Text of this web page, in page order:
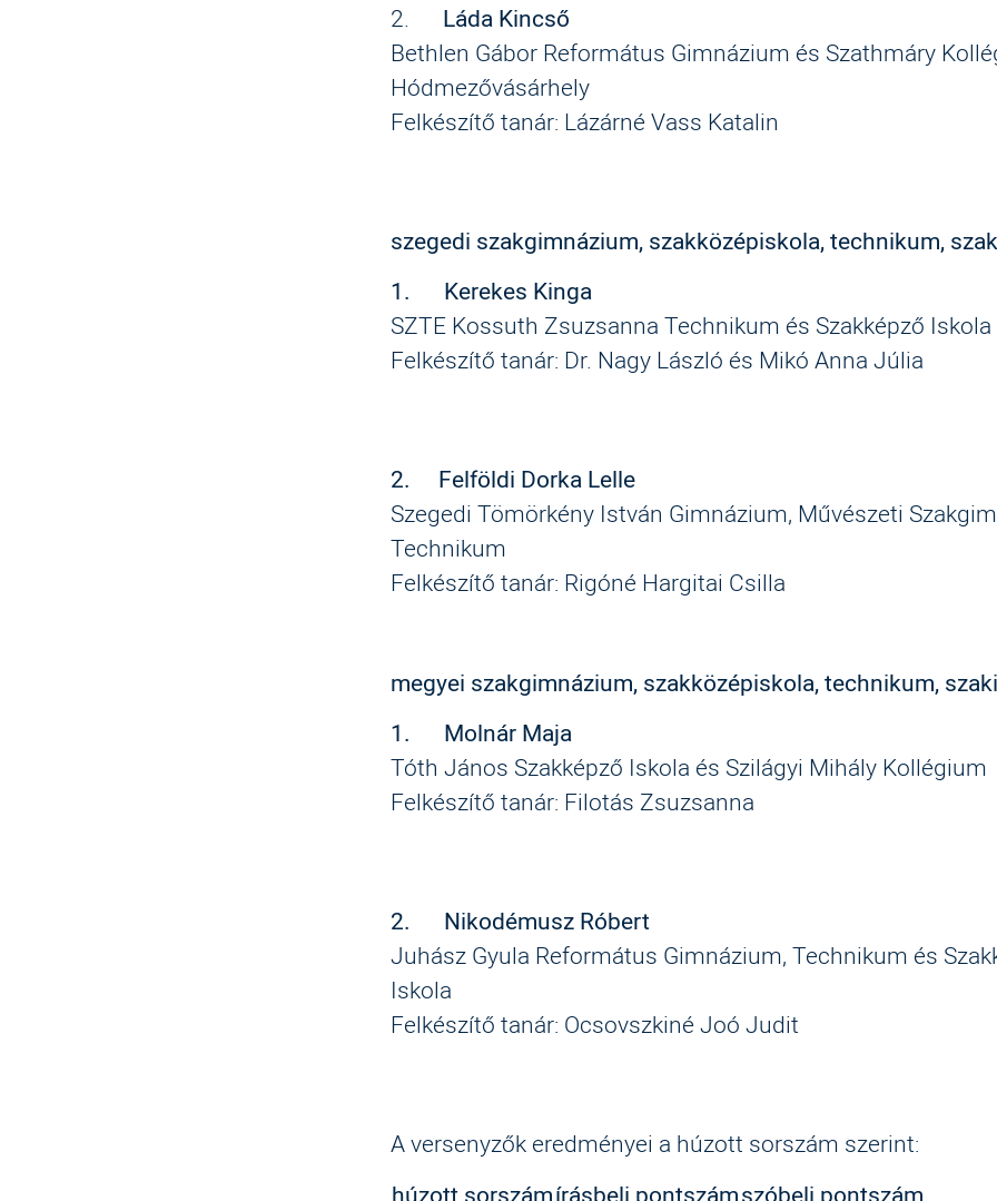
2.
Láda Kincső
Bethlen Gábor Református Gimnázium és Szathmáry
Hódmezővásárhely
Felkészítő tanár: Lázárné Vass Katalin
szegedi szakgimnázium, szakközépiskola, technikum,
1.
Kerekes Kinga
SZTE Kossuth Zsuzsanna Technikum és Szakképző Iskola
Felkészítő tanár: Dr. Nagy László és Mikó Anna Júlia
2.
Felföldi Dorka Lelle
Szegedi Tömörkény István Gimnázium, Művészeti
Technikum
Felkészítő tanár: Rigóné Hargitai Csilla
megyei szakgimnázium, szakközépiskola, technikum,
1.
Molnár Maja
Tóth János Szakképző Iskola és Szilágyi Mihály Kollégium
Felkészítő tanár: Filotás Zsuzsanna
2.
Nikodémusz Róbert
Juhász Gyula Református Gimnázium, Technikum és
Iskola
Felkészítő tanár: Ocsovszkiné Joó Judit
A versenyzők eredményei a húzott sorszám szerint:
húzott sorszámírásbeli pontszámszóbeli pontszám